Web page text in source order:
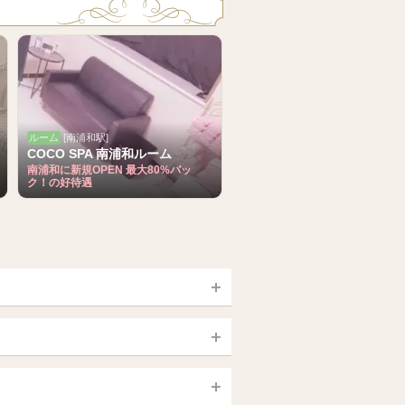
ルーム [南浦和駅]
COCO SPA 南浦和ルーム
南浦和に新規OPEN 最大80%バッ
ク！の好待遇
宮城 (仙台)